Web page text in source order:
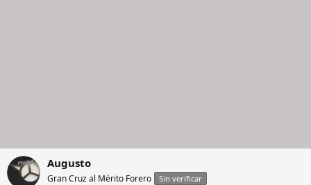
Augusto
Gran Cruz al Mérito Forero Sin verificar